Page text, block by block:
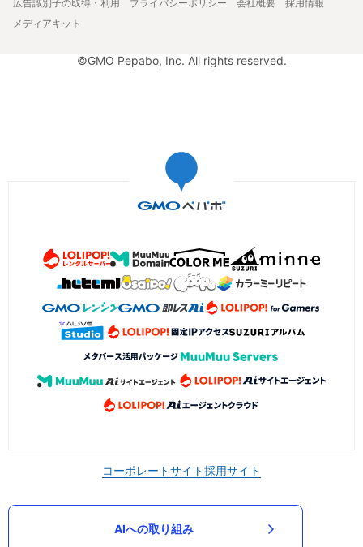
広告識別子の取得・利用
プライバシーポリシー 会社概要
採用情報
メディアキット
©GMO Pepabo, Inc. All rights reserved.
コーポレートサイト採用サイト
AIへの取り組み